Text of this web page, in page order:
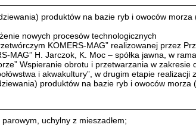
produktów na bazie ryb i owoców morza
nowych procesów technologicznych
KOMERS-MAG” realizowanej przez
MAG” H. Jarczok, K. Moc – spółka jawna, w
Wspieranie obrotu i przetwarzania w zakresie
i akwakultury”, w drugim etapie realizacji
produktów na bazie ryb i owoców morza
uchylny z mieszadłem;